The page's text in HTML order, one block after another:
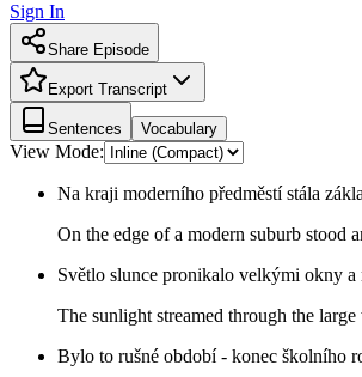
Sign In
Share Episode
Export Transcript
Sentences Vocabulary
View Mode:
Na kraji moderního předměstí stála
On the edge of a modern suburb stood
Světlo slunce pronikalo velkými okny a
The sunlight streamed through the
Bylo to rušné období - konec školního